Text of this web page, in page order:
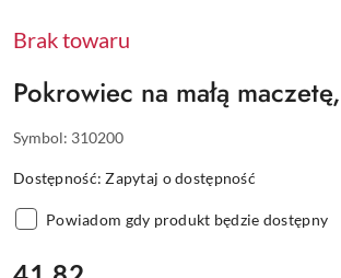
Brak towaru
Pokrowiec na małą
Symbol: 310200
Dostępność:Zapytaj o dostępność
Powiadom gdy produkt będzie dostępny